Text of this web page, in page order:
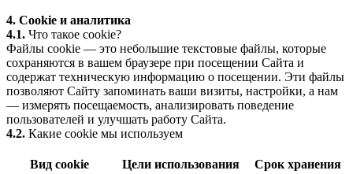
4. Cookie и аналитика
4.1. Что такое cookie?
Файлы cookie — это небольшие текстовые файлы, которые
сохраняются в вашем браузере при посещении Сайта и
содержат техническую информацию о посещении. Эти файлы
позволяют Сайту запоминать ваши визиты, настройки, а нам
— измерять посещаемость, анализировать поведение
пользователей и улучшать работу Сайта.
4.2. Какие cookie мы используем
Вид cookie Цели использования Срок хранения